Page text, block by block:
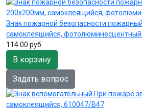
Знак пожарной безопасности
самоклеящийся, фотолюминесцентный
114.00 руб
В корзину
Задать вопрос